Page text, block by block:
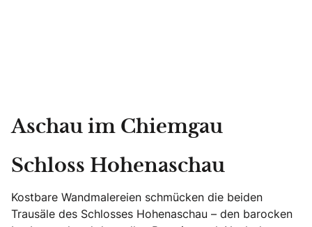
Aschau im Chiemgau
Schloss Hohenaschau
Kostbare Wandmalereien schmücken die beiden
Trausäle des Schlosses Hohenaschau – den barocken